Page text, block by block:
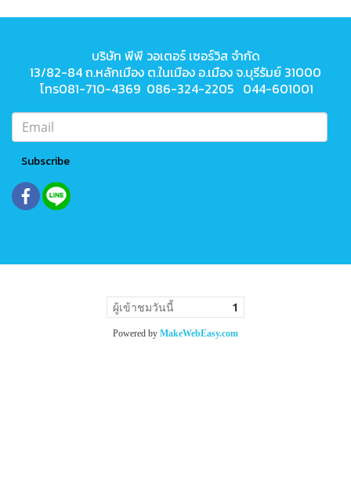
บริษัท พีพี วอเตอร์ เซอร์วิส จำกัด
13/82-84 ถ.หลักเมือง ต.ในเมือง อ.เมือง จ.บุรีรัมย์ 31000
โทร081-710-4369 086-324-2205 044-601001
Subscribe
ผู้เข้าชมวันนี้ 1
Powered by MakeWebEasy.com